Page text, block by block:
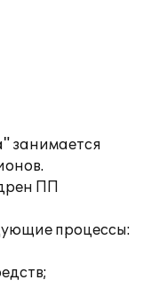
занимается
ПП
процессы: